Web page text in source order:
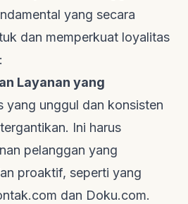
yang secara
dan memperkuat loyalitas
Layanan yang
yang unggul dan konsisten
Ini harus
pelanggan yang
proaktif, seperti yang
dan Doku.com.